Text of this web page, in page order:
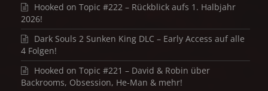
Hooked on Topic #222 – Rückblick aufs 1. Halbjahr
2026!
Dark Souls 2 Sunken King DLC – Early Access auf alle
4 Folgen!
Hooked on Topic #221 – David & Robin über
Backrooms, Obsession, He-Man & mehr!